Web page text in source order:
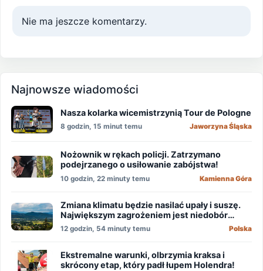
Nie ma jeszcze komentarzy.
Najnowsze wiadomości
Nasza kolarka wicemistrzynią Tour de Pologne
8 godzin, 15 minut temu Jaworzyna Śląska
Nożownik w rękach policji. Zatrzymano
podejrzanego o usiłowanie zabójstwa!
10 godzin, 22 minuty temu Kamienna Góra
Zmiana klimatu będzie nasilać upały i suszę.
Największym zagrożeniem jest niedobór
wody
12 godzin, 54 minuty temu Polska
Ekstremalne warunki, olbrzymia kraksa i
skrócony etap, który padł łupem Holendra!